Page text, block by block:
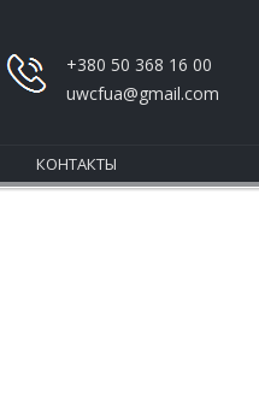
+380 50 368 16 00
uwcfua@gmail.com
КОНТАКТЫ